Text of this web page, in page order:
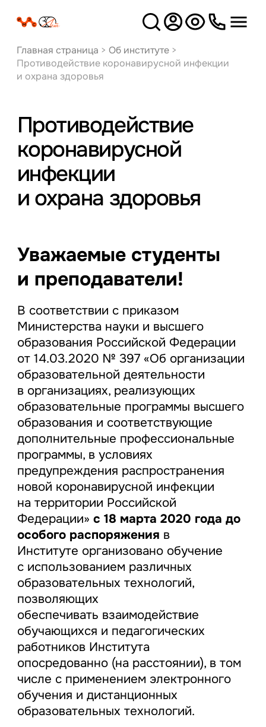
Версия
для слабовидящих
Главная страница > Об институте>
Противодействие коронавирусной инфекции
и охрана здоровья
Противодействие
коронавирусной
инфекции
и охрана здоровья
Уважаемые студенты
и преподаватели!
В соответствии с приказом
Министерства науки и высшего
образования Российской Федерации
от 14.03.2020 № 397 «Об организации
образовательной деятельности
в организациях, реализующих
образовательные программы высшего
образования и соответствующие
дополнительные профессиональные
программы, в условиях
предупреждения распространения
новой коронавирусной инфекции
на территории Российской
Федерации» с 18 марта 2020 года до
особого распоряжения в
Институте организовано обучение
с использованием различных
образовательных технологий,
позволяющих
обеспечивать взаимодействие
обучающихся и педагогических
работников Института
опосредованно (на расстоянии), в том
числе с применением электронного
обучения и дистанционных
образовательных технологий.